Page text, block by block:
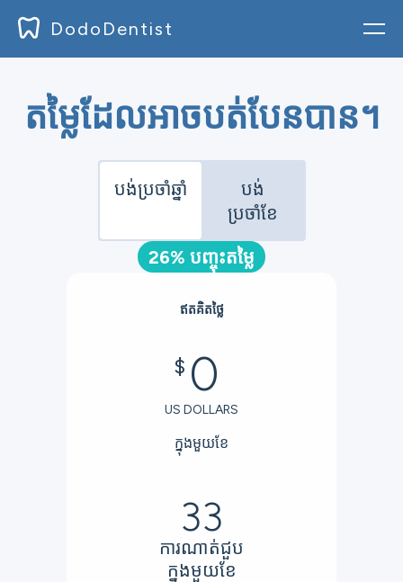
DodoDentist
ប្លក់
ចុះ​ឈ្មោះ
តម្លៃដែលអាចបត់បែនបាន។
បង់ប្រចាំឆ្នាំ
បង់
ប្រចាំខែ
26% បញ្ចុះតម្លៃ
ឥតគិតថ្លៃ
$ 0
US DOLLARS
ក្នុងមួយខែ
33
ការណាត់ជួប
ក្នុងមួយខែ